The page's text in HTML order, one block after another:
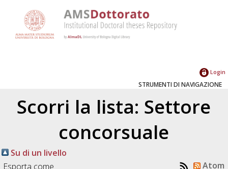
Login
STRUMENTI DI NAVIGAZIONE
Scorri la lista: Settore
concorsuale
Su di un livello
Esporta come
Atom